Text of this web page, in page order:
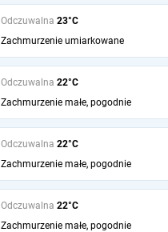
Odczuwalna 23°C
Zachmurzenie umiarkowane
Odczuwalna 22°C
Zachmurzenie małe, pogodnie
Odczuwalna 22°C
Zachmurzenie małe, pogodnie
Odczuwalna 22°C
Zachmurzenie małe, pogodnie